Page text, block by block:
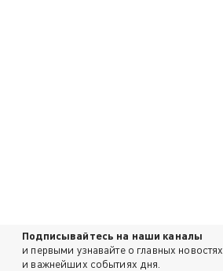
Подписывайтесь на наши каналы
и первыми узнавайте о главных новостях
и важнейших событиях дня.